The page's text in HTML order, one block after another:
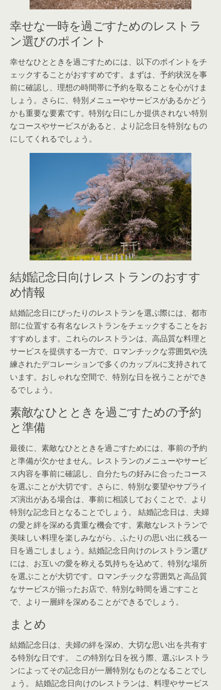
幸せな一時を過ごすためのレストラ
ン選びのポイント
幸せなひとときを過ごすためには、以下のポイントをチ
ェックすることがおすすめです。まずは、予約状況を事
前に確認し、理想の時間帯に予約を取ることを心がけま
しょう。さらに、特別メニューやサービスがあるかどう
かも重要な要素です。特別な日にしか提供されない特別
なコースやサービスがあると、より記念日を特別なもの
にしてくれるでしょう。
結婚記念日向けレストランのおすす
め情報
結婚記念日にぴったりのレストランを選ぶ際には、都市
部に位置する有名なレストランをチェックすることをお
すすめします。これらのレストランは、高品質な料理と
サービスを提供する一方で、ロマンチックな雰囲気や洗
練されたデコレーションで多くのカップルに支持されて
います。おしゃれな空間で、特別な日を祝うことができ
るでしょう。
素敵なひとときを過ごすための予約
と準備
最後に、素敵なひとときを過ごすためには、事前の予約
と準備が欠かせません。レストランのメニューやサービ
ス内容を事前に確認し、自分たちの好みに合ったコース
を選ぶことが大切です。さらに、特別な要望やサプライ
ズ演出がある場合は、事前に相談しておくことで、より
特別な記念日となることでしょう。 結婚記念日は、夫婦
の愛と絆を深める貴重な機会です。素敵なレストランで
美味しい料理を楽しみながら、ふたりの思い出に残る一
日を過ごしましょう。結婚記念日向けのレストラン選び
には、お互いの愛を称える気持ちを込めて、特別な場所
を選ぶことが大切です。ロマンチックな雰囲気と高品質
なサービスが揃ったお店で、特別な時間を過ごすこと
で、より一層絆を深めることができるでしょう。
まとめ
結婚記念日は、夫婦の絆を深め、大切な思い出を共有す
る特別な日です。 この特別な日を祝う際、選ぶレストラ
ンによってその記念日が一層特別なものとなることでし
ょう。 結婚記念日向けのレストランは、料理やサービス